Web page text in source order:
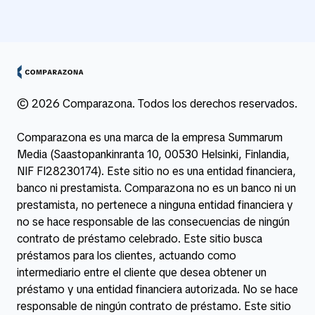
© 2026 Comparazona. Todos los derechos reservados.
Comparazona es una marca de la empresa Summarum
Media (Saastopankinranta 10, 00530 Helsinki, Finlandia,
NIF FI28230174). Este sitio no es una entidad financiera,
banco ni prestamista. Comparazona no es un banco ni un
prestamista, no pertenece a ninguna entidad financiera y
no se hace responsable de las consecuencias de ningún
contrato de préstamo celebrado. Este sitio busca
préstamos para los clientes, actuando como
intermediario entre el cliente que desea obtener un
préstamo y una entidad financiera autorizada. No se hace
responsable de ningún contrato de préstamo. Este sitio